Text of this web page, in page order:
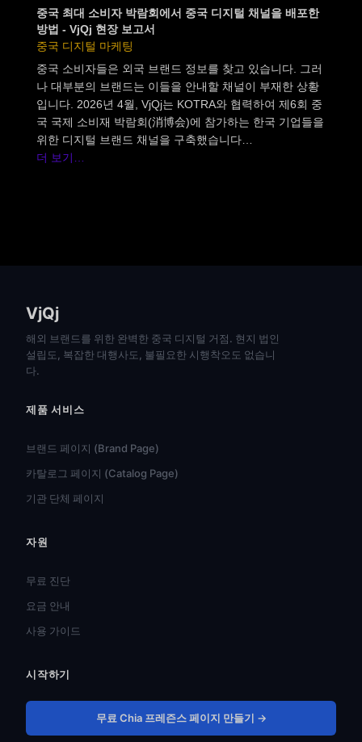
중국 최대 소비자 박람회에서 중국 디지털 채널을 배포한
방법 - VjQj 현장 보고서
중국 디지털 마케팅
중국 소비자들은 외국 브랜드 정보를 찾고 있습니다. 그러
나 대부분의 브랜드는 이들을 안내할 채널이 부재한 상황
입니다. 2026년 4월, VjQj는 KOTRA와 협력하여 제6회 중
국 국제 소비재 박람회(消博会)에 참가하는 한국 기업들을
위한 디지털 브랜드 채널을 구축했습니다…
더 보기…
VjQj
해외 브랜드를 위한 완벽한 중국 디지털 거점. 현지 법인
설립도, 복잡한 대행사도, 불필요한 시행착오도 없습니
다.
제품 서비스
브랜드 페이지 (Brand Page)
카탈로그 페이지 (Catalog Page)
기관 단체 페이지
자원
무료 진단
요금 안내
사용 가이드
시작하기
무료 Chia 프레즌스 페이지 만들기 →
Português do Brasil